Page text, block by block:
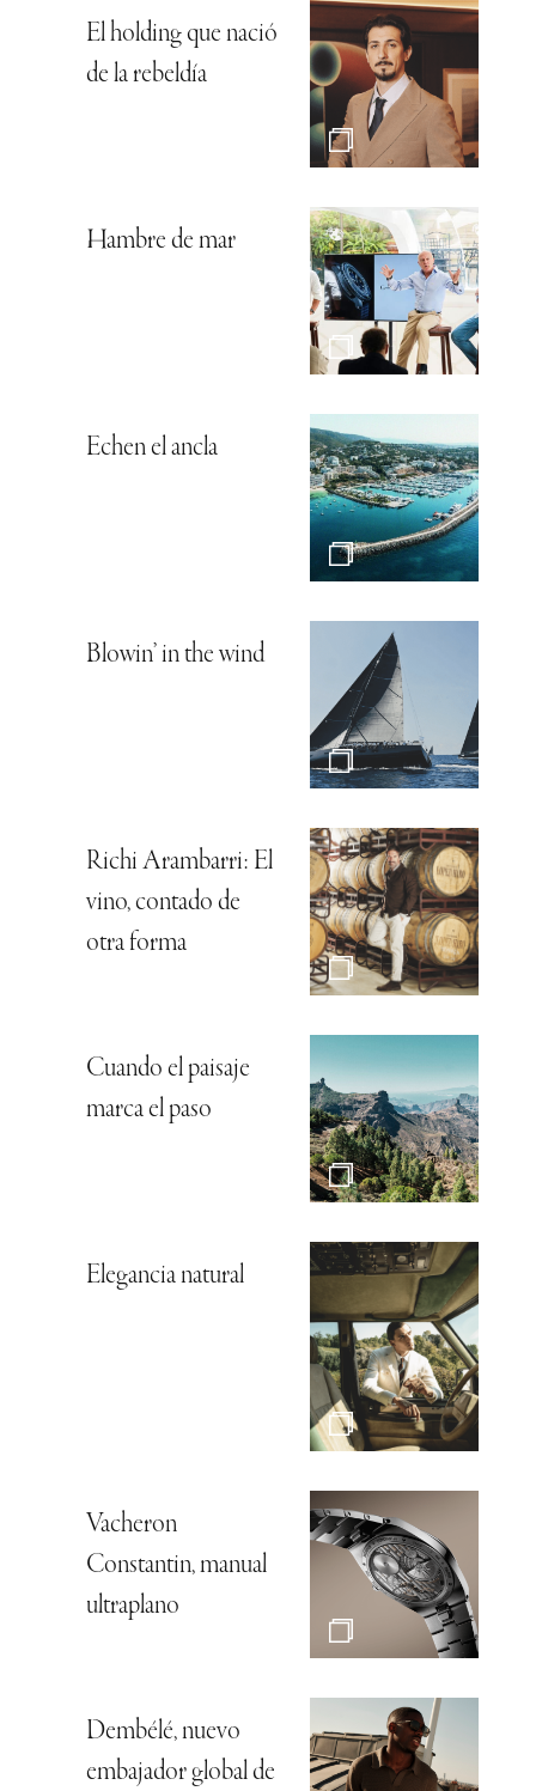
El holding que nació
de la rebeldía
Hambre de mar
Echen el ancla
Blowin’ in the wind
Richi Arambarri: El
vino, contado de
otra forma
Cuando el paisaje
marca el paso
Elegancia natural
Vacheron
Constantin, manual
ultraplano
Dembélé, nuevo
embajador global de